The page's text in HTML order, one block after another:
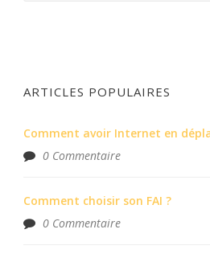
ARTICLES POPULAIRES
Comment avoir Internet en
0 Commentaire
Comment choisir son FAI ?
0 Commentaire